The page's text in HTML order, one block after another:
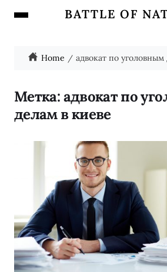
BATTLE OF
Home адвокат по
Метка:адвокат по
делам в киеве